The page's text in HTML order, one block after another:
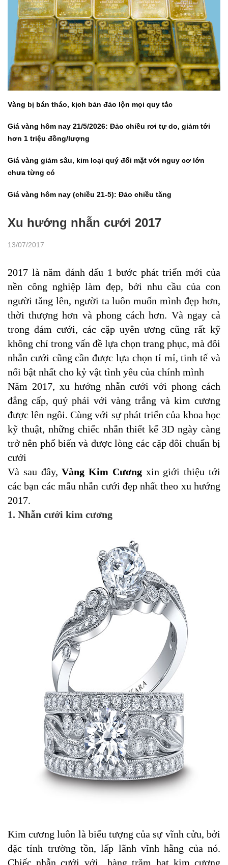
Vàng bị bán tháo, kịch bản đảo lộn mọi quy tắc
Giá vàng hôm nay 21/5/2026: Đảo chiều rơi tự do, giảm tới
hơn 1 triệu đồng/lượng
Giá vàng giảm sâu, kim loại quý đối mặt với nguy cơ lớn
chưa từng có
Giá vàng hôm nay (chiều 21-5): Đảo chiều tăng
Xu hướng nhẫn cưới 2017
13/07/2017
2017 là năm đánh dấu 1 bước phát triển mới của
nền công nghiệp làm đẹp, bởi nhu cầu của con
người tăng lên, người ta luôn muốn mình đẹp hơn,
thời thượng hơn và phong cách hơn. Và ngay cả
trong đám cưới, các cặp uyên ương cũng rất kỹ
không chỉ trong vấn đề lựa chọn trang phục, mà đôi
nhẫn cưới cũng cần được lựa chọn tỉ mỉ, tinh tế và
nổi bật nhất cho kỷ vật tình yêu của chính mình
Năm 2017, xu hướng nhẫn cưới với phong cách
đẳng cấp, quý phái với vàng trắng và kim cương
được lên ngôi. Cùng với sự phát triển của khoa học
kỹ thuật, những chiếc nhẫn thiết kế 3D ngày càng
trở nên phổ biến và được lòng các cặp đôi chuẩn bị
cưới
Và sau đây,Vàng Kim Cươngxin giới thiệu tới
các bạn các mẫu nhẫn cưới đẹp nhất theo xu hướng
2017.
1. Nhẫn cưới kim cương
Kim cương luôn là biểu tượng của sự vĩnh cửu, bởi
đặc tính trường tồn, lấp lãnh vĩnh hằng của nó.
Chiếc nhẫn cưới với hàng trăm hạt kim cương